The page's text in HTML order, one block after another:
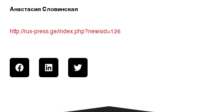
Анастасия Словинская
http://rus-press.ge/index.php?newsid=126